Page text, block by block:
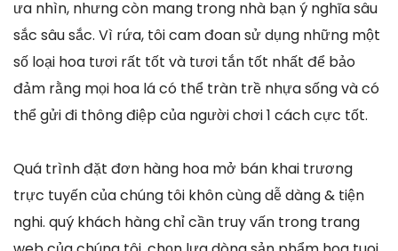
ưa nhìn, nhưng còn mang trong nhà bạn ý nghĩa sâu
sắc sâu sắc. Vì rứa, tôi cam đoan sử dụng những một
số loại hoa tươi rất tốt và tươi tắn tốt nhất để bảo
đảm rằng mọi hoa lá có thể tràn trề nhựa sống và có
thể gửi đi thông điệp của người chơi 1 cách cực tốt.
Quá trình đặt đơn hàng hoa mở bán khai trương
trực tuyến của chúng tôi khôn cùng dễ dàng & tiện
nghi. quý khách hàng chỉ cần truy vấn trong trang